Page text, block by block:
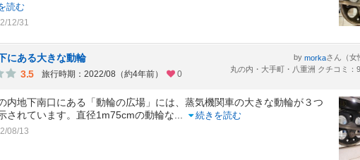
読む
12/31
にある大きな動輪
3.5
旅行時期：2022/08（約4年前） 0
by morkaさん（女
丸の内・大手町・八重洲 クチコミ：
内地下南口にある「動輪の広場」には、蒸気機関車の大きな動輪が３つ
されています。直径1m75cmの動輪な
続きを読む
08/13